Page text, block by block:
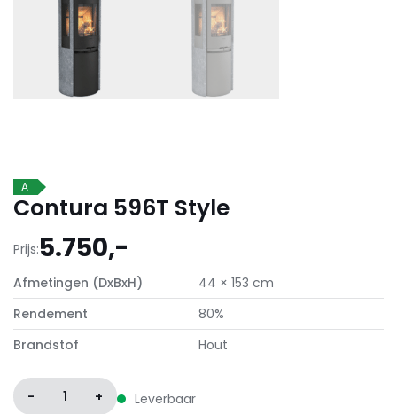
A
Contura 596T Style
Prijs:5.750,-
Afmetingen (DxBxH)
44 × 153 cm
Rendement
80%
Brandstof
Hout
- 1 + Leverbaar